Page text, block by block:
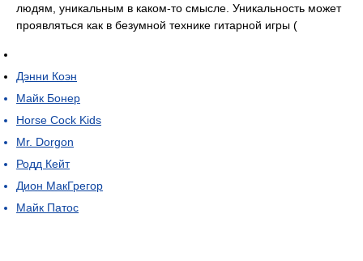
людям, уникальным в каком-то смысле. Уникальность может
проявляться как в безумной технике гитарной игры (
Дэнни Коэн
Майк Бонер
Horse Cock Kids
Mr. Dorgon
Родд Кейт
Дион МакГрегор
Майк Патос